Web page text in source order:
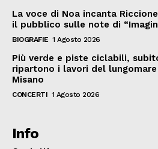
La voce di Noa incanta
il pubblico sulle note di
BIOGRAFIE 1 Agosto 2026
Più verde e piste ciclabili,
ripartono i lavori del
Misano
CONCERTI 1 Agosto 2026
Info